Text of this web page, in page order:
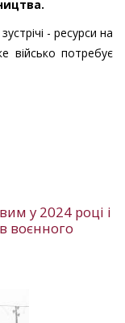
- ресурси на
військо потребує
у 2024 році і
воєнного